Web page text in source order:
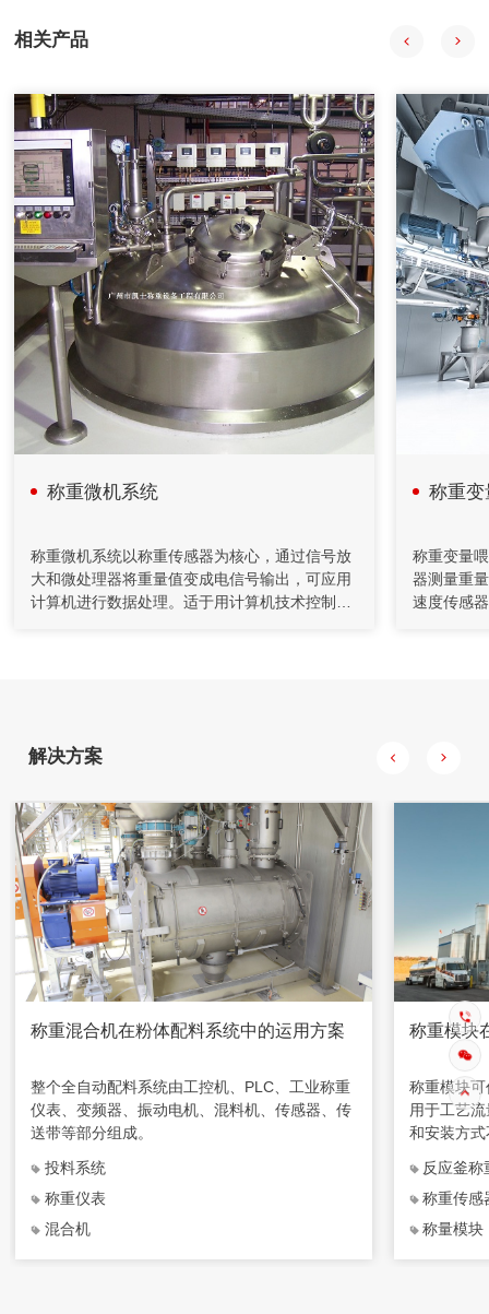
会获得数据并通过组态王特其同步显示。
2020年08月18日
自动配料系统采用中药工艺控制技术、计算机技术、信息技
术、现代检测技术、APC技术和专家系统，提供自动化整体解
决方案。
2020年08月18日
计算机在减重法施胶配料系统中的应用
在人造板减重法施胶计量监控过程中，采用计算机技术和PID
控制方法，完成系统的组态、设计、控制、管理等功能。配料
系统把单位时间内物料的前后重量差值转变为瞬时流量信号，
以该信号参与流量调节控制并进行物料累计积算管理。具有测
量精度高，重复性好，控制稳定等特点。在对施胶系统改造中
2020年04月26日
充填机通过螺旋给料机和计量装置送至搅拌桶，通过调节给料
机的转速来控制下料量。水管上装有流量计对水量进行计量，
相关产品
称重微机系统
称重微机系统以称重传感器为核心，通过信号放
大和微处理器将重量值变成电信号输出，可应用
计算机进行数据处理。适于用计算机技术控制生
称重
称重变量
器测量重
速度传感
解决方案
称重混合机在粉体配料系统中的运用方案
整个全自动配料系统由工控机、PLC、工业称重
仪表、变频器、振动电机、混料机、传感器、传
送带等部分组成。
投料系统
称重仪表
混合机
称重模块
称重模块
用于工艺
和安装方
成，特别
合使用。
反应釜称
称重传感
称量模块